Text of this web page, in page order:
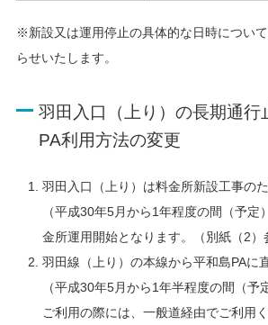
※新設又は運用停止の具体的な日時につい
らせいたします。
羽田入口（上り）の長期通行
PA利用方法の変更
羽田入口（上り）は料金所新設工事の
（平成30年5月から1年程度の間（予定
金所運用開始となります。（別紙（2）
羽田線（上り）の本線から平和島PAに
（平成30年5月から1年半程度の間（予
ご利用の際には、一般道経由でご利用